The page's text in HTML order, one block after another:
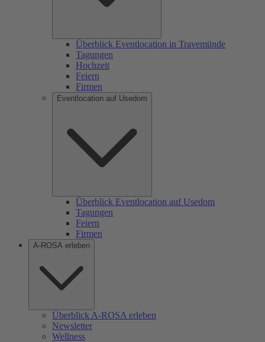
Überblick Eventlocation in Travemünde
Tagungen
Hochzeit
Feiern
Firmen
Eventlocation auf Usedom
Überblick Eventlocation auf Usedom
Tagungen
Feiern
Firmen
A-ROSA erleben
Überblick A-ROSA erleben
Newsletter
Wellness